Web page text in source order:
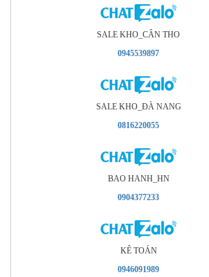
SALE KHO_CÂN THO
0945539897
SALE KHO_ÐÀ NANG
0816220055
BAO HANH_HN
0904377233
KÊ TOÁN
0946091989